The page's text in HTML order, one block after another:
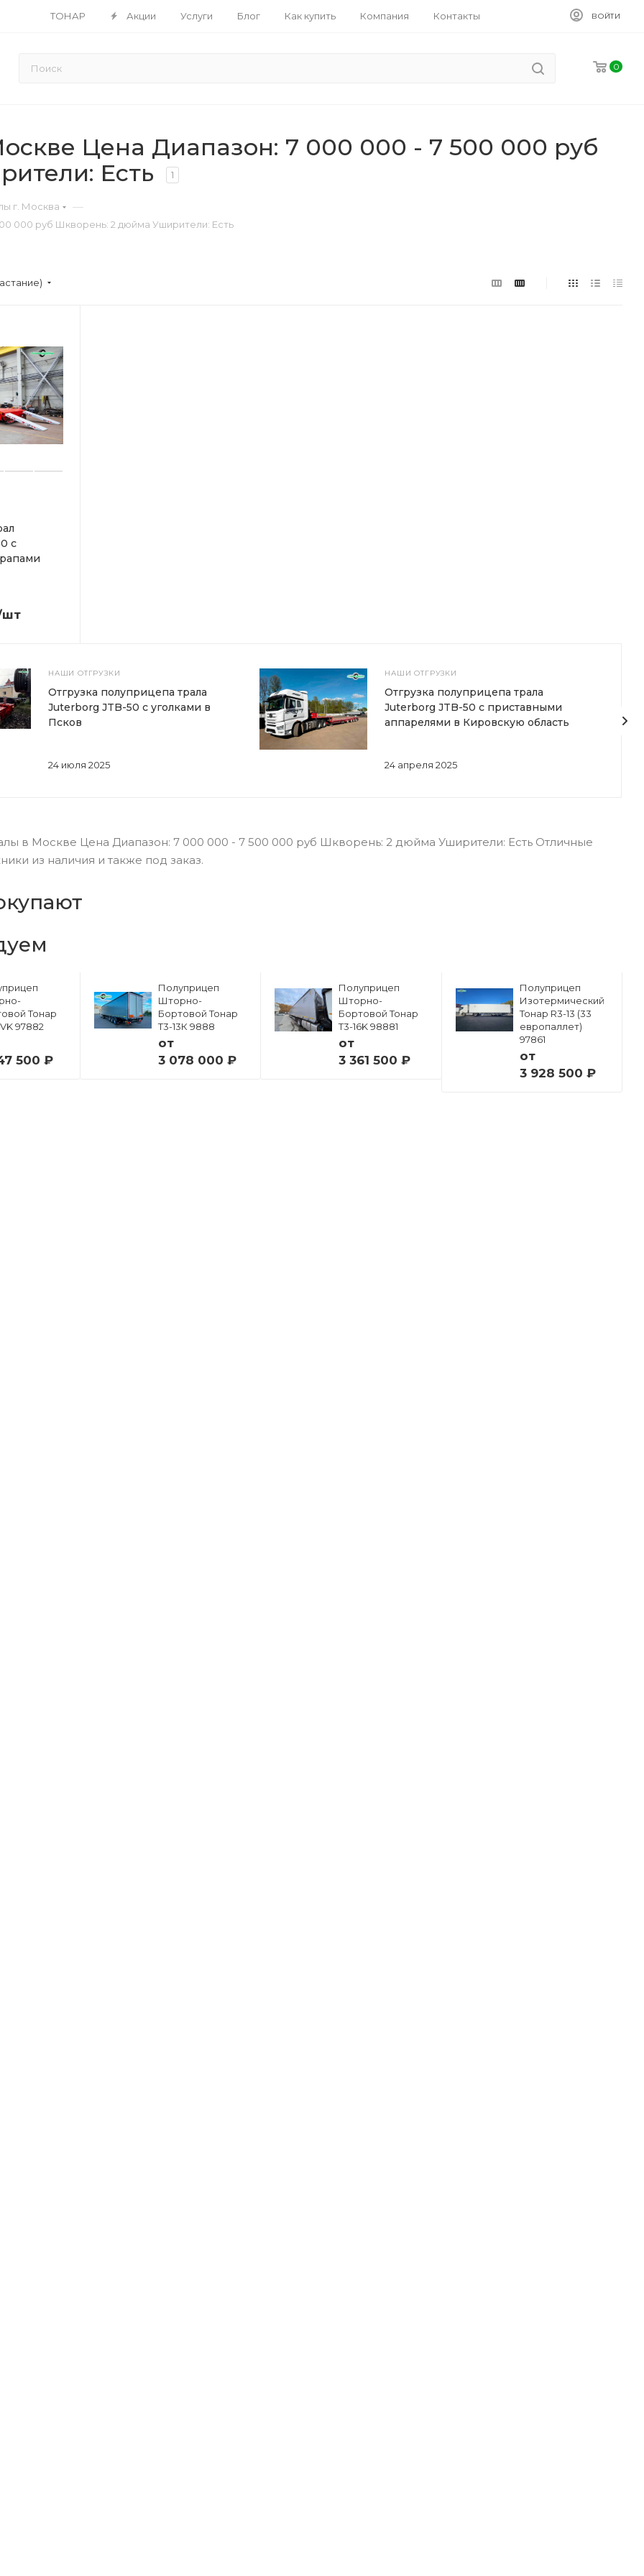
ТОНАР Акции Услуги Блог Как купить Компания Контакты ВОЙТИ
0
Цена Диапазон: 7 000 000 - 7 500 000 руб
Есть
1
г. Москва —
000 руб Шкворень: 2 дюйма Уширители: Есть
с
НАШИ ОТГРУЗКИ
24 июля 2025
Отгрузка полуприцепа трала
Juterborg JTB-50 с уголками в
Псков
НАШИ ОТГРУЗКИ
24 апреля 2025
Отгрузка полуприцепа трала
Juterborg JTB-50 с приставными
аппарелями в Кировскую область
в Москве Цена Диапазон: 7 000 000 - 7 500 000 руб Шкворень: 2 дюйма Уширители: Есть Отличные
из наличия и также под заказ.
Тонар
97882
500 ₽
Полуприцеп
Шторно-
Бортовой Тонар
Т3-13К 9888
от
3 078 000 ₽
Полуприцеп
Шторно-
Бортовой Тонар
Т3-16K 98881
от
3 361 500 ₽
Полуприцеп
Изотермический
Тонар R3-13 (33
европаллет)
97861
от
3 928 500 ₽